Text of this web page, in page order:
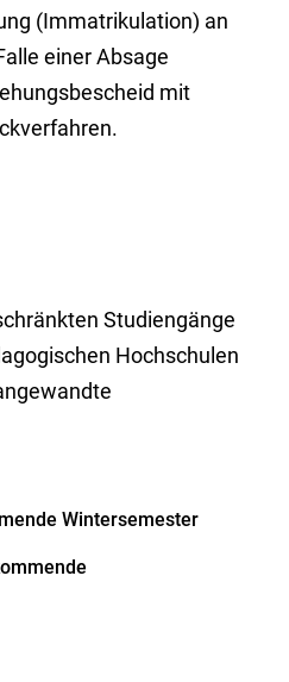
(Immatrikulation) an
einer Absage
mit
Studiengänge
Hochschulen
Wintersemester